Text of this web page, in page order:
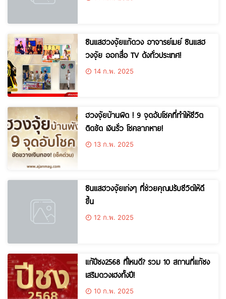
ซินแสฮวงจุ้ยแก้ดวง อาจารย์เมย์ ซินแสฮ
วงจุ้ย ออกสื่อ TV ดังทั่วประเทศ!
14 ก.พ. 2025
ฮวงจุ้ยบ้านผิด ! 9 จุดอับโชคที่ทำให้ชีวิต
ติดขัด เงินรั่ว โชคลาภหาย!
13 ก.พ. 2025
ซินแสฮวงจุ้ยเก่งๆ ที่ช่วยคุณปรับชีวิตให้ดี
ขึ้น
12 ก.พ. 2025
แก้ปีชง2568 ที่ไหนดี? รวม 10 สถานที่แก้ชง
เสริมดวงเฮงทั้งปี!
10 ก.พ. 2025